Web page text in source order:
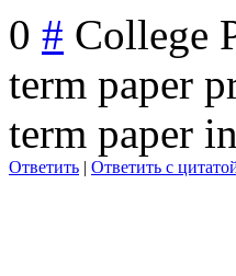
0 # College
term paper
term paper
Ответить | Ответить с